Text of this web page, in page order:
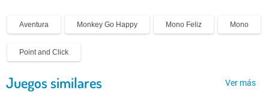
Aventura Monkey Go Happy Mono Feliz Mono
Point and Click
Juegos similares Ver más